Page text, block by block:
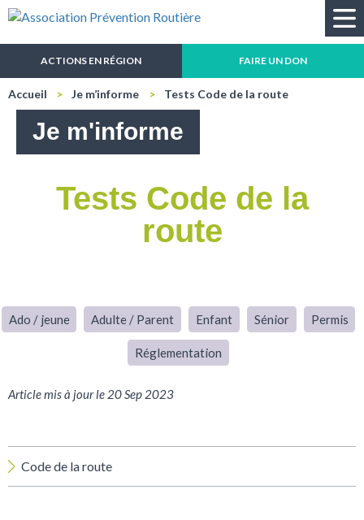
Recherche
ACTIONS EN RÉGION FAIRE UN DON
Accueil Je m’informe Tests Code de la route
Je m'informe
Tests Code de la
route
Ado / jeune Adulte / Parent Enfant Sénior Permis
Réglementation
Article mis à jour le 20 Sep 2023
Code de la route